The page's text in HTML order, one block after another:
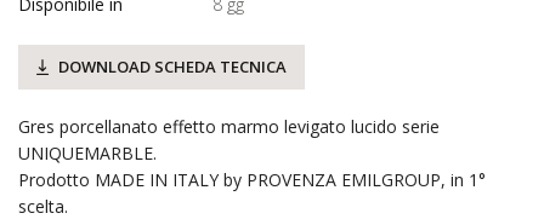
DOWNLOAD SCHEDA TECNICA
Gres porcellanato effetto marmo levigato lucido serie
UNIQUEMARBLE.
Prodotto MADE IN ITALY by PROVENZA EMILGROUP, in 1°
scelta.